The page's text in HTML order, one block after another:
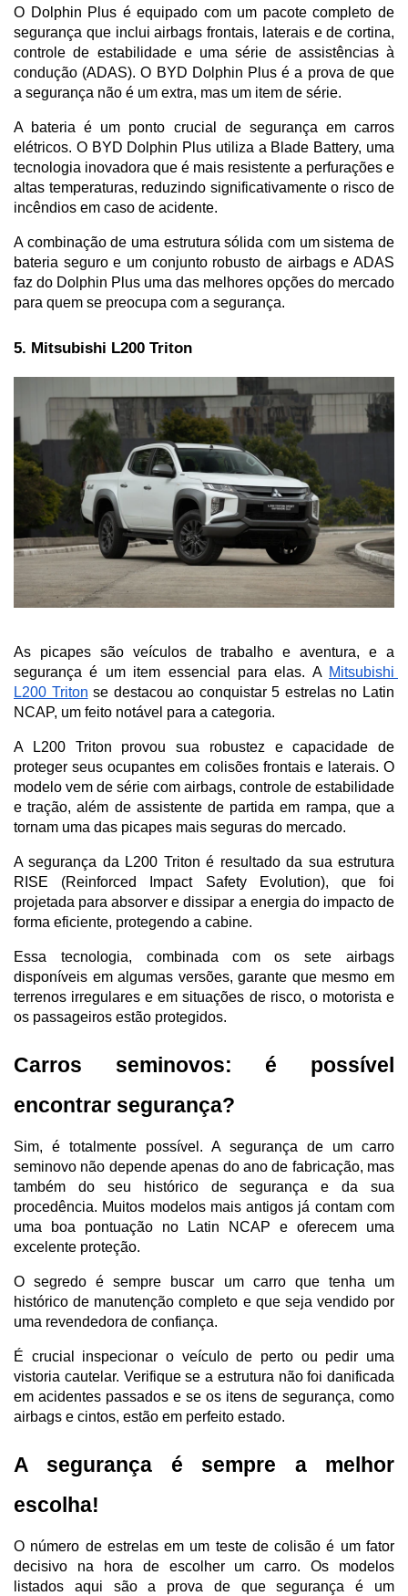
O Dolphin Plus é equipado com um pacote completo de
segurança que inclui airbags frontais, laterais e de cortina,
controle de estabilidade e uma série de assistências à
condução (ADAS). O BYD Dolphin Plus é a prova de que
a segurança não é um extra, mas um item de série.
A bateria é um ponto crucial de segurança em carros
elétricos. O BYD Dolphin Plus utiliza a Blade Battery, uma
tecnologia inovadora que é mais resistente a perfurações e
altas temperaturas, reduzindo significativamente o risco de
incêndios em caso de acidente.
A combinação de uma estrutura sólida com um sistema de
bateria seguro e um conjunto robusto de airbags e ADAS
faz do Dolphin Plus uma das melhores opções do mercado
para quem se preocupa com a segurança.
5. Mitsubishi L200 Triton
As picapes são veículos de trabalho e aventura, e a
segurança é um item essencial para elas. A Mitsubishi
L200 Triton se destacou ao conquistar 5 estrelas no Latin
NCAP, um feito notável para a categoria.
A L200 Triton provou sua robustez e capacidade de
proteger seus ocupantes em colisões frontais e laterais. O
modelo vem de série com airbags, controle de estabilidade
e tração, além de assistente de partida em rampa, que a
tornam uma das picapes mais seguras do mercado.
A segurança da L200 Triton é resultado da sua estrutura
RISE (Reinforced Impact Safety Evolution), que foi
projetada para absorver e dissipar a energia do impacto de
forma eficiente, protegendo a cabine.
Essa tecnologia, combinada com os sete airbags
disponíveis em algumas versões, garante que mesmo em
terrenos irregulares e em situações de risco, o motorista e
os passageiros estão protegidos.
Carros seminovos: é possível
encontrar segurança?
Sim, é totalmente possível. A segurança de um carro
seminovo não depende apenas do ano de fabricação, mas
também do seu histórico de segurança e da sua
procedência. Muitos modelos mais antigos já contam com
uma boa pontuação no Latin NCAP e oferecem uma
excelente proteção.
O segredo é sempre buscar um carro que tenha um
histórico de manutenção completo e que seja vendido por
uma revendedora de confiança.
É crucial inspecionar o veículo de perto ou pedir uma
vistoria cautelar. Verifique se a estrutura não foi danificada
em acidentes passados e se os itens de segurança, como
airbags e cintos, estão em perfeito estado.
A segurança é sempre a melhor
escolha!
O número de estrelas em um teste de colisão é um fator
decisivo na hora de escolher um carro. Os modelos
listados aqui são a prova de que segurança é um